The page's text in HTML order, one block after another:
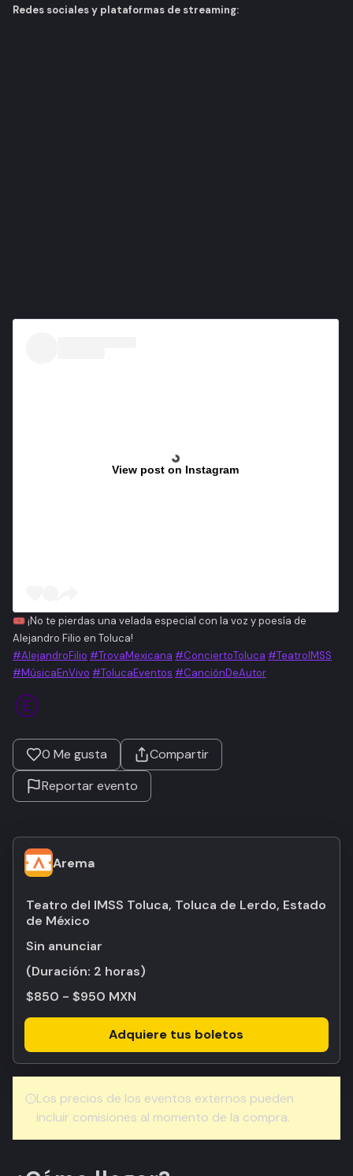
Redes sociales y plataformas de streaming:
View post on Instagram
🎟️ ¡No te pierdas una velada especial con la voz y poesía de
Alejandro Filio en Toluca!
#AlejandroFilio #TrovaMexicana #ConciertoToluca #TeatroIMSS
#MúsicaEnVivo #TolucaEventos #CanciónDeAutor
0 Me gusta
Compartir
Reportar evento
Arema
Teatro del IMSS Toluca, Toluca de Lerdo, Estado
de México
Sin anunciar
(Duración: 2 horas)
$850 - $950 MXN
Adquiere tus boletos
Los precios de los eventos externos pueden
incluir comisiones al momento de la compra.